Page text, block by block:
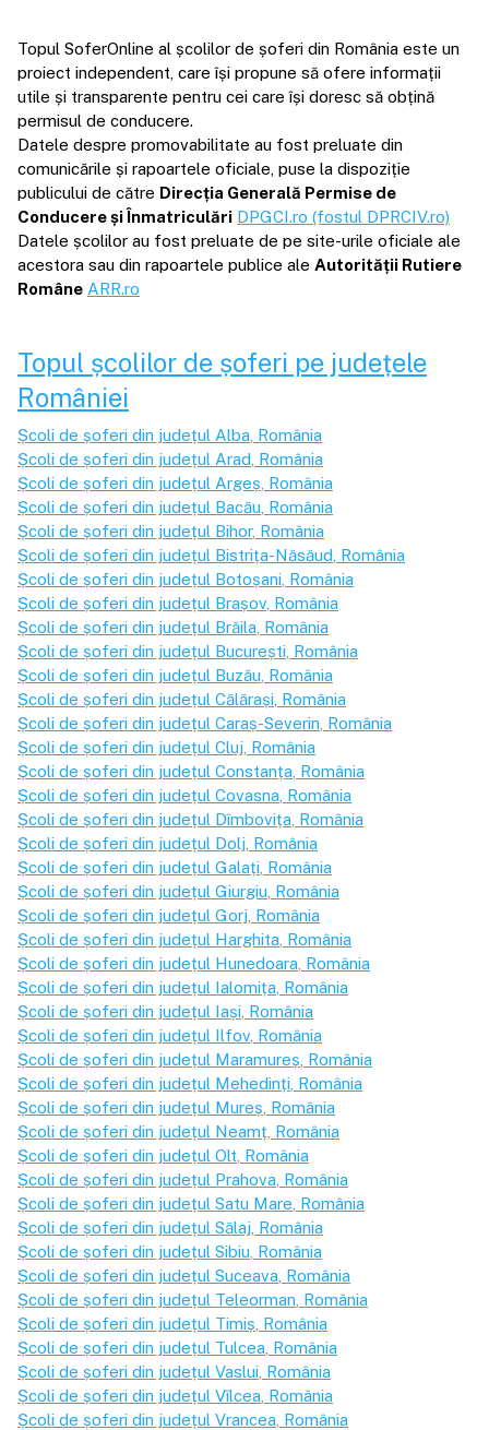
Topul SoferOnline al școlilor de șoferi din România este un
proiect independent, care își propune să ofere informații
utile și transparente pentru cei care își doresc să obțină
permisul de conducere.
Datele despre promovabilitate au fost preluate din
comunicările și rapoartele oficiale, puse la dispoziție
publicului de către Direcția Generală Permise de
Conducere și Înmatriculări DPGCI.ro (fostul DPRCIV.ro)
Datele școlilor au fost preluate de pe site-urile oficiale ale
acestora sau din rapoartele publice ale Autorității Rutiere
Române ARR.ro
Topul școlilor de șoferi pe județele
României
Școli de șoferi din județul Alba , România
Școli de șoferi din județul Arad , România
Școli de șoferi din județul Argeș , România
Școli de șoferi din județul Bacău , România
Școli de șoferi din județul Bihor, România
Școli de șoferi din județul Bistrița-Năsăud , România
Școli de șoferi din județul Botoșani , România
Școli de șoferi din județul Brașov , România
Școli de șoferi din județul Brăila , România
Școli de șoferi din județul București , România
Școli de șoferi din județul Buzău , România
Școli de șoferi din județul Călărași , România
Școli de șoferi din județul Caraș-Severin , România
Școli de șoferi din județul Cluj , România
Școli de șoferi din județul Constanța , România
Școli de șoferi din județul Covasna , România
Școli de șoferi din județul Dîmbovița , România
Școli de șoferi din județul Dolj , România
Școli de șoferi din județul Galați , România
Școli de șoferi din județul Giurgiu , România
Școli de șoferi din județul Gorj , România
Școli de șoferi din județul Harghita , România
Școli de șoferi din județul Hunedoara , România
Școli de șoferi din județul Ialomița , România
Școli de șoferi din județul Iași , România
Școli de șoferi din județul Ilfov , România
Școli de șoferi din județul Maramureș , România
Școli de șoferi din județul Mehedinți , România
Școli de șoferi din județul Mureș , România
Școli de șoferi din județul Neamț , România
Școli de șoferi din județul Olt , România
Școli de șoferi din județul Prahova , România
Școli de șoferi din județul Satu Mare , România
Școli de șoferi din județul Sălaj , România
Școli de șoferi din județul Sibiu , România
Școli de șoferi din județul Suceava , România
Școli de șoferi din județul Teleorman , România
Școli de șoferi din județul Timiș , România
Școli de șoferi din județul Tulcea , România
Școli de șoferi din județul Vaslui , România
Școli de șoferi din județul Vîlcea , România
Școli de șoferi din județul Vrancea , România